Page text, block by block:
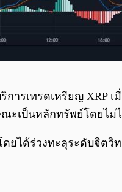
ารเทรดเหรียญ XRP
ะเป็นหลักทรัพย์โดยไ
ดยได้ร่วงทะลุระดับจิตวิ